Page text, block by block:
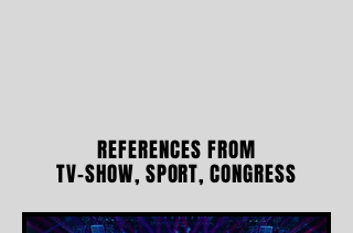
REFERENCES FROM
TV-SHOW, SPORT, CONGRESS